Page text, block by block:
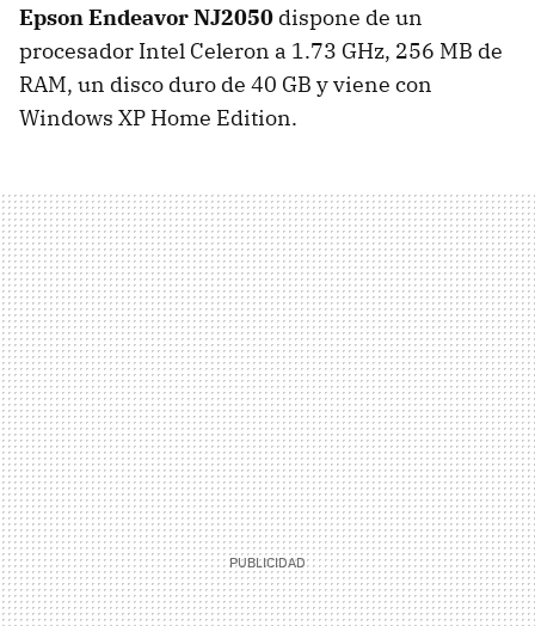
Epson Endeavor NJ2050 dispone de un
procesador Intel Celeron a 1.73 GHz, 256 MB de
RAM, un disco duro de 40 GB y viene con
Windows XP Home Edition.